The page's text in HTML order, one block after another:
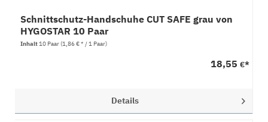
Schnittschutz-Handschuhe CUT SAFE grau von
HYGOSTAR 10 Paar
Inhalt10 Paar(1,86 € * / 1 Paar)
18,55 €*
Details